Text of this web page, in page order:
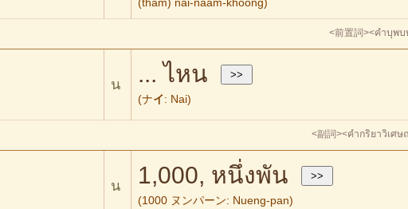
(tham) nai-naam-khoong)
<前置詞><คำบุพบ
น ... ไหน
(ナイ : Nai)
<副詞><คำกริยาวิเศษ
น 1,000, หนึ่งพัน
(1000 ヌンパーン: Nueng-pan)